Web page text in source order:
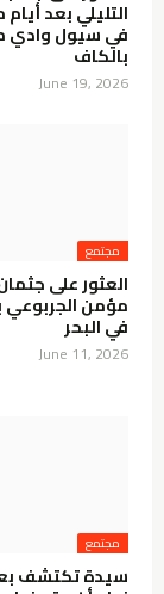
التليلي بعد
في سيول وادي
بالكاف
June 19, 2026
مجتمع
العثور على
مؤمن الجربوعي
في البحر
June 11, 2026
مجتمع